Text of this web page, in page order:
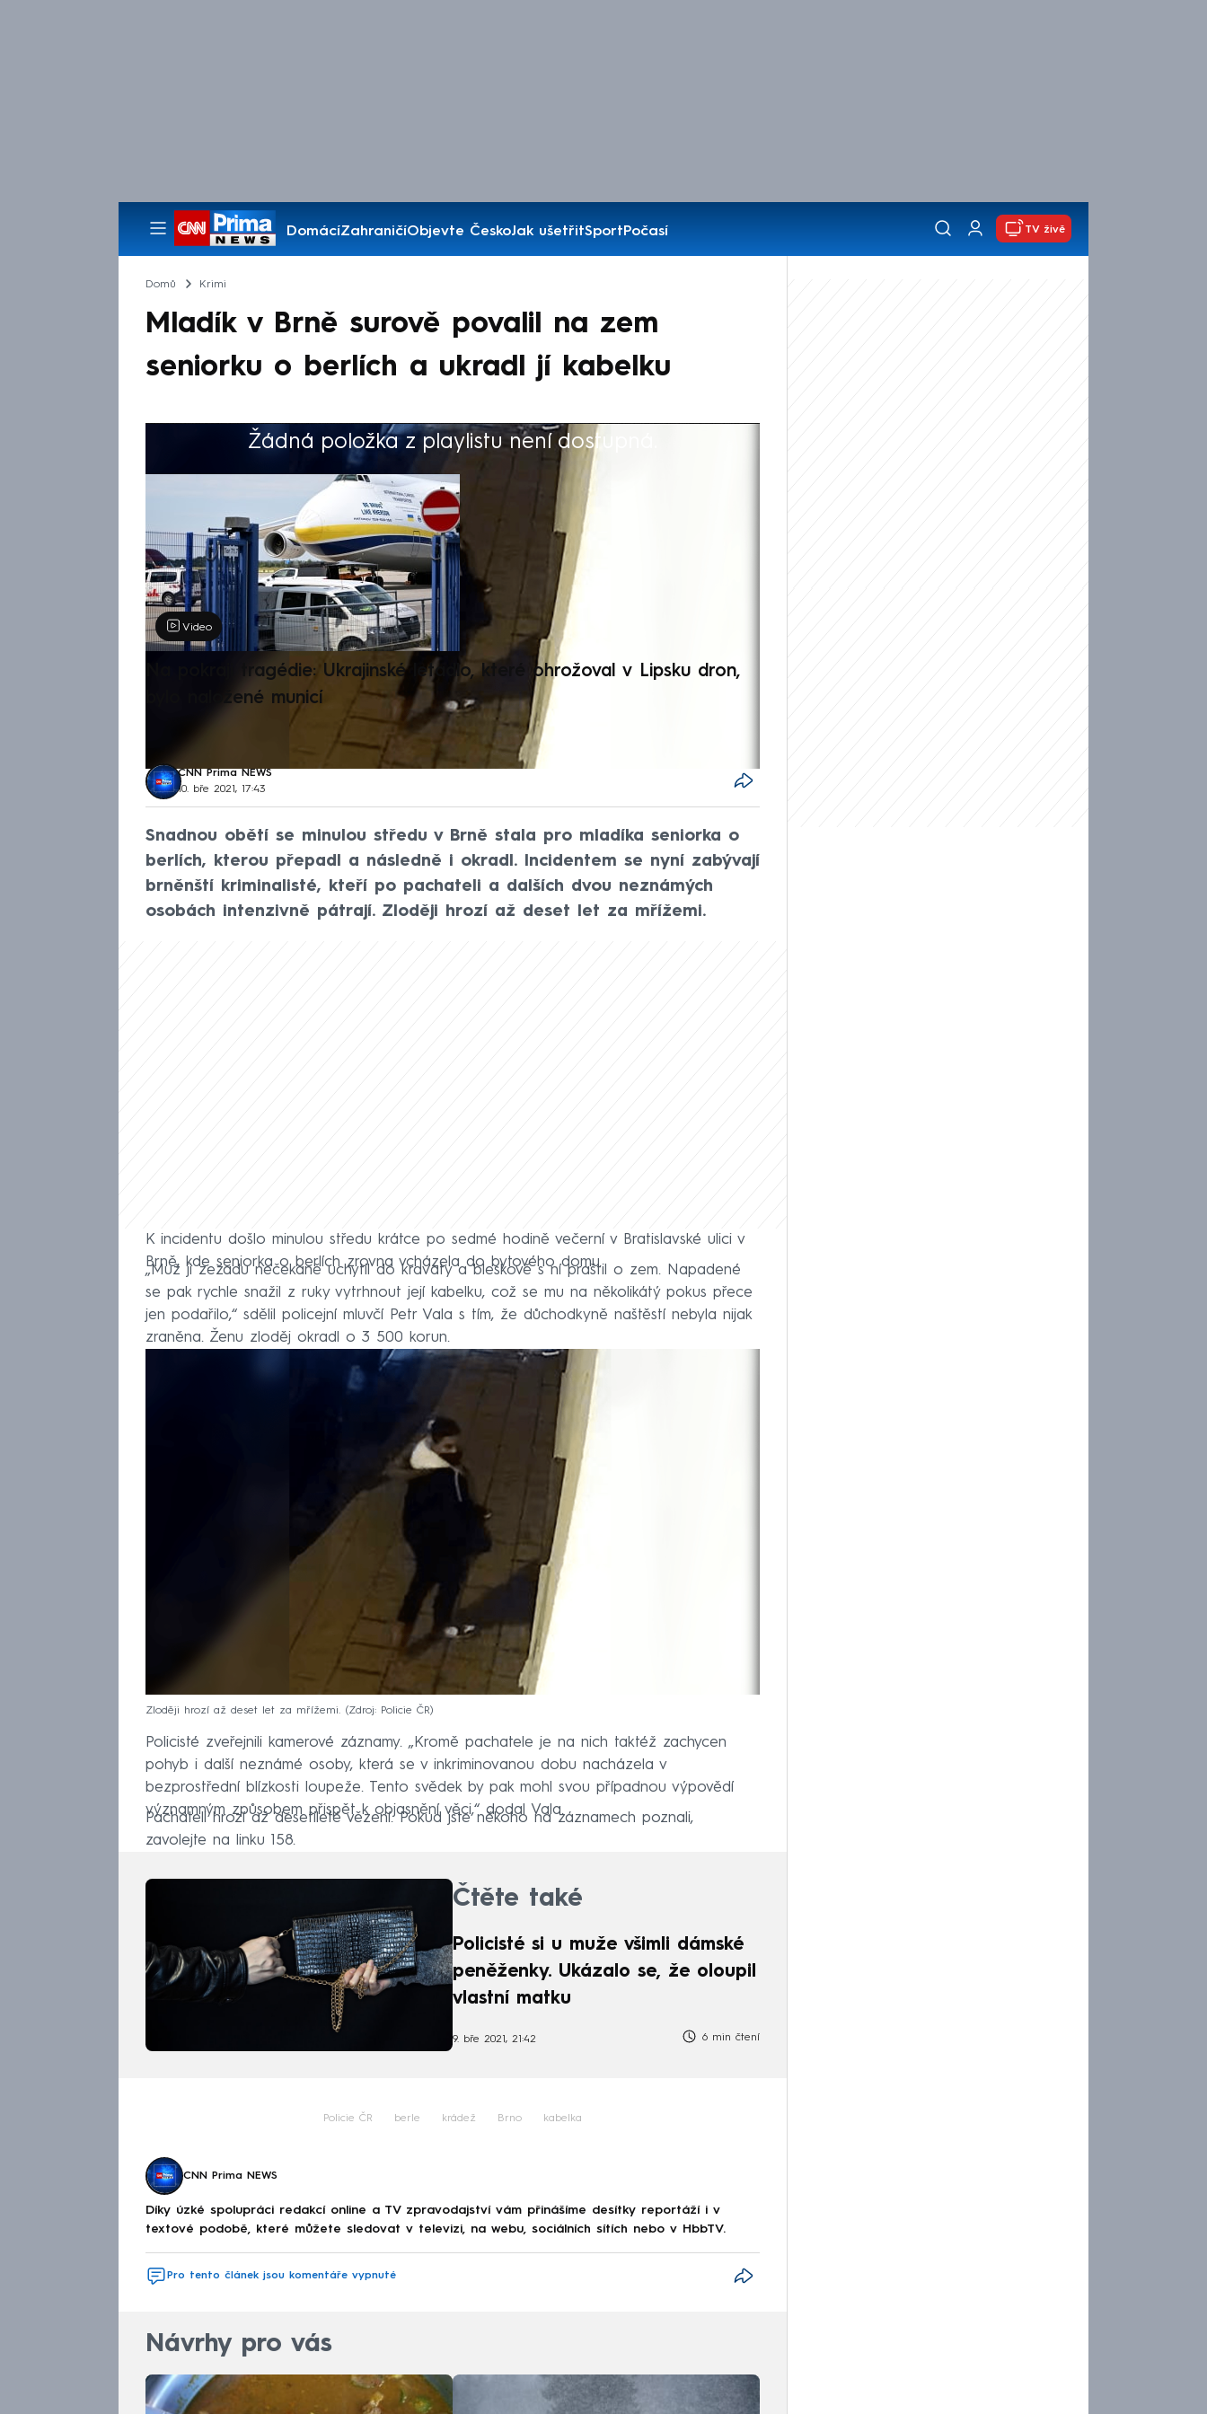
DomácíZahraničíObjevte ČeskoJak ušetřitSportPočasí
Pořady
TV živě
Domů Krimi
Mladík v Brně surově povalil na zem
seniorku o berlích a ukradl jí kabelku
Žádná položka z playlistu není dostupná.
Výběr redakce
Video
Na pokraji tragédie: Ukrajinské letadlo, které ohrožoval v Lipsku dron,
bylo naložené municí
CNN Prima NEWS
10. bře 2021, 17:43
Snadnou obětí se minulou středu v Brně stala pro mladíka seniorka o
berlích, kterou přepadl a následně i okradl. Incidentem se nyní zabývají
brněnští kriminalisté, kteří po pachateli a dalších dvou neznámých
osobách intenzivně pátrají. Zloději hrozí až deset let za mřížemi.
K incidentu došlo minulou středu krátce po sedmé hodině večerní v Bratislavské ulici v
Brně, kde seniorka o berlích zrovna vcházela do bytového domu.
„Muž ji zezadu nečekaně uchytil do kravaty a bleskově s ní praštil o zem. Napadené
se pak rychle snažil z ruky vytrhnout její kabelku, což se mu na několikátý pokus přece
jen podařilo,“ sdělil policejní mluvčí Petr Vala s tím, že důchodkyně naštěstí nebyla nijak
zraněna. Ženu zloděj okradl o 3 500 korun.
Zloději hrozí až deset let za mřížemi. Zdroj: Policie ČR
Policisté zveřejnili kamerové záznamy. „Kromě pachatele je na nich taktéž zachycen
pohyb i další neznámé osoby, která se v inkriminovanou dobu nacházela v
bezprostřední blízkosti loupeže. Tento svědek by pak mohl svou případnou výpovědí
významným způsobem přispět k objasnění věci,“ dodal Vala.
Pachateli hrozí až desetileté vězení. Pokud jste někoho na záznamech poznali,
zavolejte na linku 158.
Čtěte také
Policisté si u muže všimli dámské
peněženky. Ukázalo se, že oloupil
vlastní matku
9. bře 2021, 21:42 6 min čtení
Policie ČR berle krádež Brno kabelka
CNN Prima NEWS
Díky úzké spolupráci redakcí online a TV zpravodajství vám přinášíme desítky reportáží i v
textové podobě, které můžete sledovat v televizi, na webu, sociálních sítích nebo v HbbTV.
Pro tento článek jsou komentáře vypnuté
Návrhy pro vás